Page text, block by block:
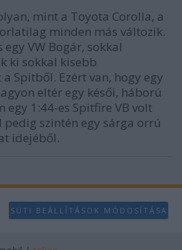
mint a Toyota Corolla, a
minden más változik.
egy VW Bogár, sokkal
ki sokkal kisebb
Spitből. Ezért van, hogy egy
eltér egy késői, háború
egy 1:44-es Spitfire VB volt
szintén egy sárga orrú
idejéből.
SÜTI BEÁLLÍTÁSOK MÓDOSÍTÁSA